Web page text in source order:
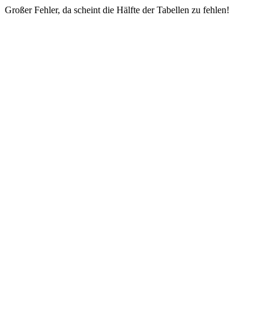
Großer Fehler, da scheint die Hälfte der Tabellen zu fehlen!